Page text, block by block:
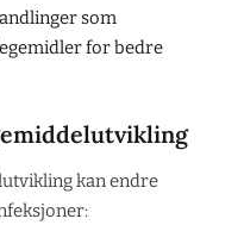
som
for bedre
kan endre